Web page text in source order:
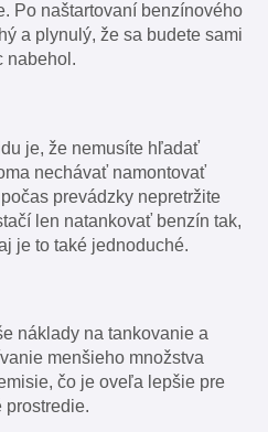
Po naštartovaní benzínového
a plynulý, že sa budete sami
nabehol.
je, že nemusíte hľadať
nechávať namontovať
prevádzky nepretržite
len natankovať benzín tak,
je to také jednoduché.
náklady na tankovanie a
menšieho množstva
čo je oveľa lepšie pre
prostredie.